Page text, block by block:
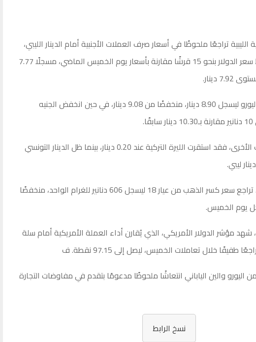
تراجعًا ملحوظًا في أسعار صرف العملات الأجنبية أمام الدينار الليبي،
اليوم السبت، حيث هبط سعر الدولار بنحو 15 قرشًا مقارنة بأسعار يوم الخميس الماضي، مسجلًا 7.77
دينار.
كما تراجع سعر صرف اليورو ليسجل 8.90 دينار، منخفضًا من 9.08 دينار، في حين انخفض الجنيه
أما على صعيد العملات الأخرى، فقد استقرت الليرة التركية عند 0.20 دينار، بينما ظل الدينار التونسي
وفي أسواق المعادن، تراجع سعر كسر الذهب من عيار 18 ليسجل 606 دنانير للغرام الواحد، منخفضًا
مؤشر الدولار الأمريكي، الذي يُقارن أداء العملة الأمريكية أمام سلة
طفيفًا خلال تعاملات الخميس، ليصل إلى 97.15 نقطة. ف
والين الياباني انتعاشًا ملحوظًا مدعومًا بتقدم في مفاوضات التجارة
نسخ الرابط